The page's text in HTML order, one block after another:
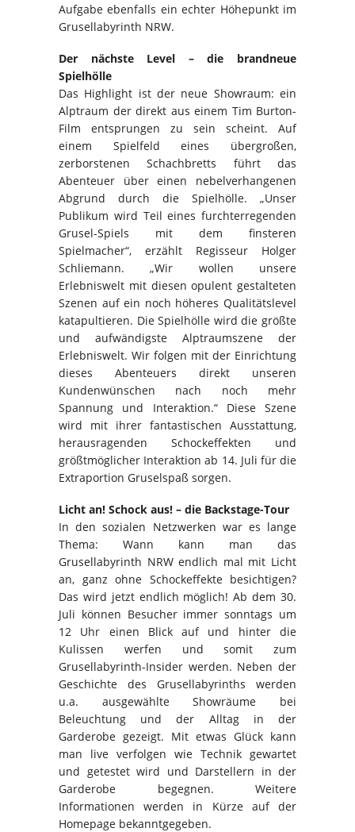
Aufgabe ebenfalls ein echter Höhepunkt im
Grusellabyrinth NRW.
Der nächste Level – die brandneue
Spielhölle
Das Highlight ist der neue Showraum: ein
Alptraum der direkt aus einem Tim Burton-
Film entsprungen zu sein scheint. Auf
einem Spielfeld eines übergroßen,
zerborstenen Schachbretts führt das
Abenteuer über einen nebelverhangenen
Abgrund durch die Spielhölle. „Unser
Publikum wird Teil eines furchterregenden
Grusel-Spiels mit dem finsteren
Spielmacher“, erzählt Regisseur Holger
Schliemann. „Wir wollen unsere
Erlebniswelt mit diesen opulent gestalteten
Szenen auf ein noch höheres Qualitätslevel
katapultieren. Die Spielhölle wird die größte
und aufwändigste Alptraumszene der
Erlebniswelt. Wir folgen mit der Einrichtung
dieses Abenteuers direkt unseren
Kundenwünschen nach noch mehr
Spannung und Interaktion.“ Diese Szene
wird mit ihrer fantastischen Ausstattung,
herausragenden Schockeffekten und
größtmöglicher Interaktion ab 14. Juli für die
Extraportion Gruselspaß sorgen.
Licht an! Schock aus! – die Backstage-Tour
In den sozialen Netzwerken war es lange
Thema: Wann kann man das
Grusellabyrinth NRW endlich mal mit Licht
an, ganz ohne Schockeffekte besichtigen?
Das wird jetzt endlich möglich! Ab dem 30.
Juli können Besucher immer sonntags um
12 Uhr einen Blick auf und hinter die
Kulissen werfen und somit zum
Grusellabyrinth-Insider werden. Neben der
Geschichte des Grusellabyrinths werden
u.a. ausgewählte Showräume bei
Beleuchtung und der Alltag in der
Garderobe gezeigt. Mit etwas Glück kann
man live verfolgen wie Technik gewartet
und getestet wird und Darstellern in der
Garderobe begegnen. Weitere
Informationen werden in Kürze auf der
Homepage bekanntgegeben.